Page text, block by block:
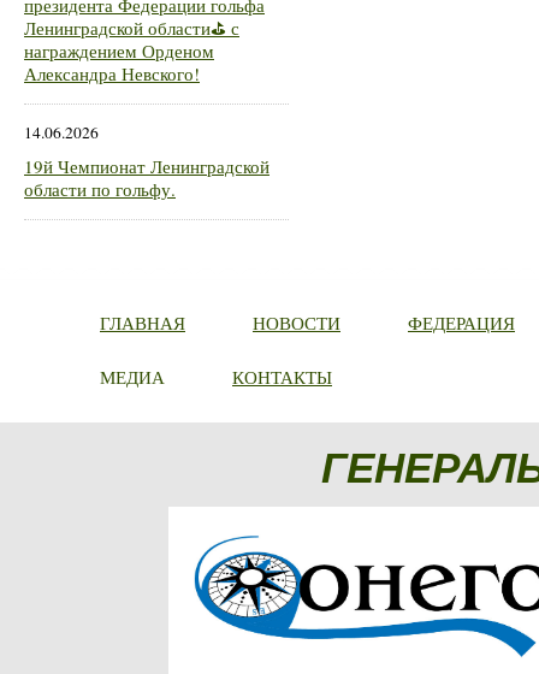
президента Федерации гольфа
Ленинградской области⛳ с
награждением Орденом
Александра Невского!
14.06.2026
19й Чемпионат Ленинградской
области по гольфу.
ГЛАВНАЯ НОВОСТИ ФЕДЕРАЦИЯ
МЕДИА КОНТАКТЫ